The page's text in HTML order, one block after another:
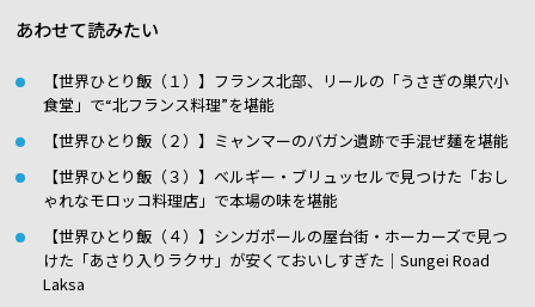
あわせて読みたい
【世界ひとり飯（１）】フランス北部、リールの「うさぎの巣穴小
食堂」で“北フランス料理”を堪能
【世界ひとり飯（２）】ミャンマーのバガン遺跡で手混ぜ麺を堪能
【世界ひとり飯（３）】ベルギー・ブリュッセルで見つけた「おし
ゃれなモロッコ料理店」で本場の味を堪能
【世界ひとり飯（４）】シンガポールの屋台街・ホーカーズで見つ
けた「あさり入りラクサ」が安くておいしすぎた｜Sungei Road
Laksa